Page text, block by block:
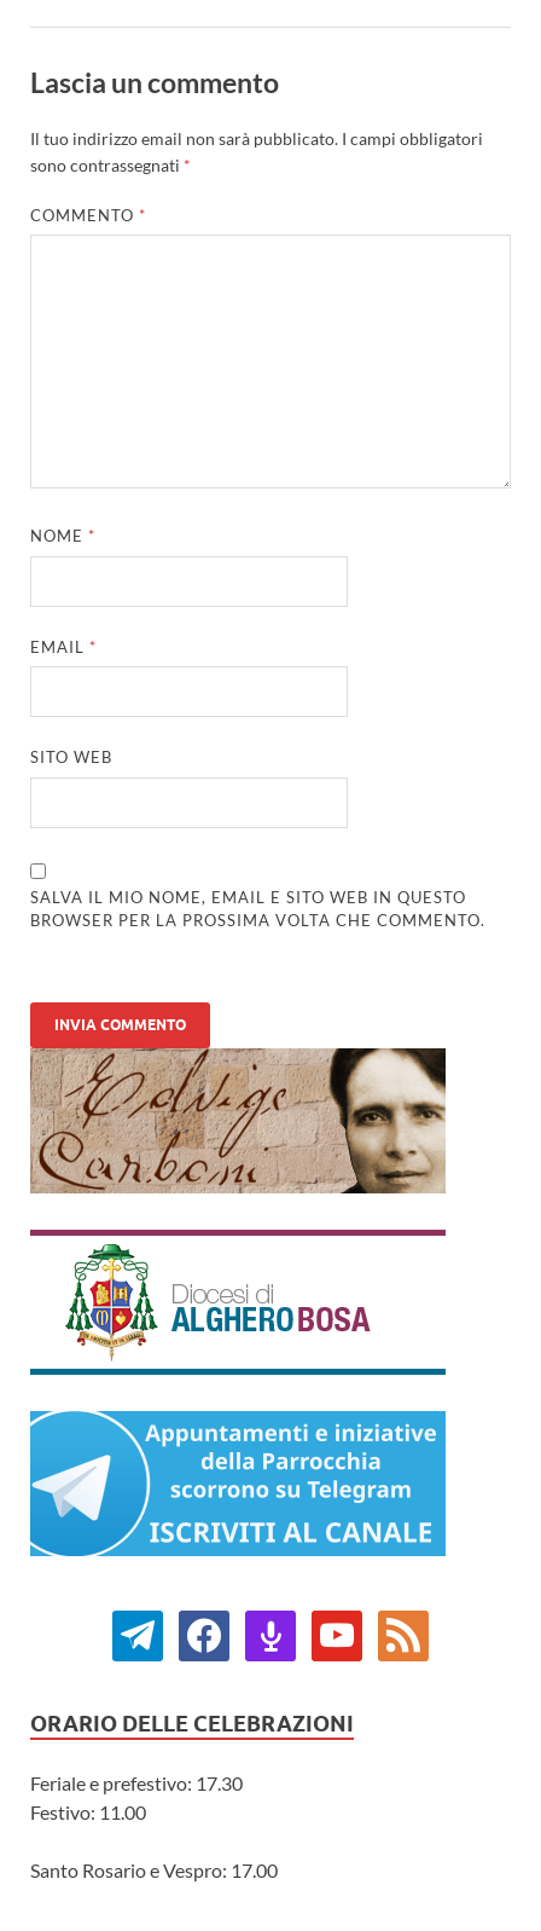
Lascia un commento
Il tuo indirizzo email non sarà pubblicato. I campi obbligatori
sono contrassegnati *
COMMENTO *
NOME *
EMAIL *
SITO WEB
SALVA IL MIO NOME, EMAIL E SITO WEB IN QUESTO
BROWSER PER LA PROSSIMA VOLTA CHE COMMENTO.
ORARIO DELLE CELEBRAZIONI
Feriale e prefestivo: 17.30
Festivo: 11.00
Santo Rosario e Vespro: 17.00